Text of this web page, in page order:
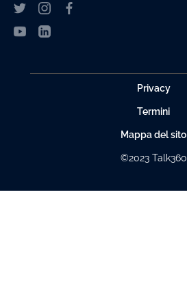
Privacy
Termini
Mappa del sito
©2023 Talk360